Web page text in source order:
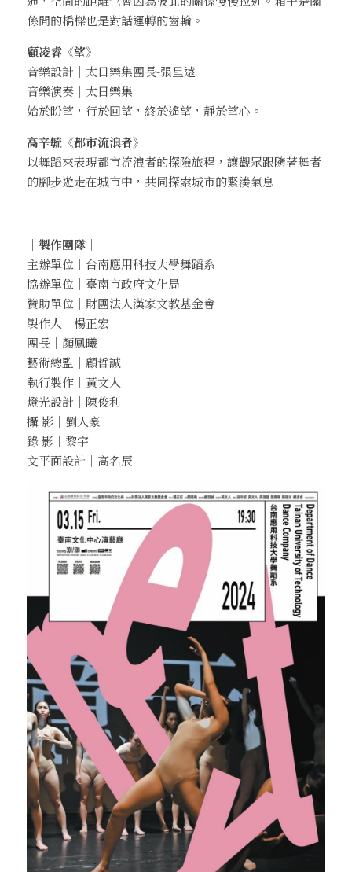
係間的橋樑也是對話運轉的齒輪。
顧凌睿 《望》
音樂設計｜太日樂集團長-張呈遠
音樂演奏｜太日樂集
始於盼望，行於回望，終於遙望，靜於望心。
高辛毓 《都市流浪者》
以舞蹈來表現都市流浪者的探險旅程，讓觀眾跟隨著舞者
的腳步遊走在城市中，共同探索城市的緊湊氣息
｜製作團隊｜
主辦單位｜台南應用科技大學舞蹈系
協辦單位｜臺南市政府文化局
贊助單位｜財團法人漢家文教基金會
製作人｜楊正宏
團長｜顏鳳曦
藝術總監｜顧哲誠
執行製作｜黃文人
燈光設計｜陳俊利
攝 影｜劉人豪
錄 影｜黎宇
文平面設計｜高名辰